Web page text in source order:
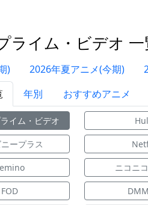
ライム・ビデオ 一
) 2026年夏アニメ(今期)
年別 おすすめアニメ
イム・ビデオ
ープラス
ニコニ
FOD